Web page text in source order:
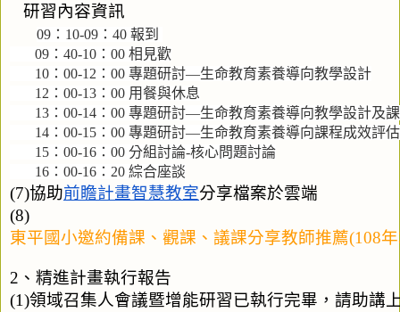
研習內容資訊
09：10-09：40 報到
09：40-10：00 相見歡
10：00-12：00 專題研討—生命教育素養導向教學設計
12：00-13：00 用餐與休息
13：00-14：00 專題研討—生命教育素養導向教學設計及
14：00-15：00 專題研討—生命教育素養導向課程成效評估
15：00-16：00 分組討論-核心問題討論
16：00-16：20 綜合座談
(7)協助前瞻計畫智慧教室分享檔案於雲端
(8)
東平國小邀約備課、觀課、議課分享教師推薦(108
2、精進計畫執行報告
(1)領域召集人會議暨增能研習已執行完畢，請助講